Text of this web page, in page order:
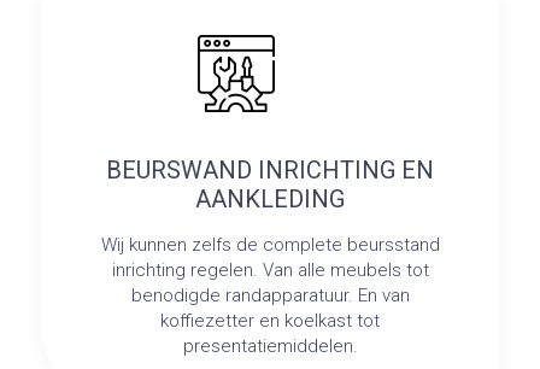
BEURSWAND INRICHTING EN
AANKLEDING
Wij kunnen zelfs de complete beursstand
inrichting regelen. Van alle meubels tot
benodigde randapparatuur. En van
koffiezetter en koelkast tot
presentatiemiddelen.